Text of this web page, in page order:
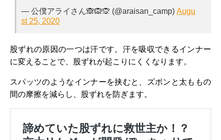
— 公僕アライさん🙈🙉🙊 (@araisan_camp) Augu
st 25, 2020
股ずれの原因の一つは汗です。汗を吸収できるインナー
に変えることで、股ずれが起こりにくくなります。
スパッツのようなインナーを挟むと、ズボンと太ももの
間の摩擦を減らし、股ずれを防ぎます。